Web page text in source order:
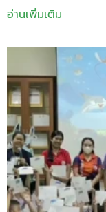
อ่านเพิ่มเติม